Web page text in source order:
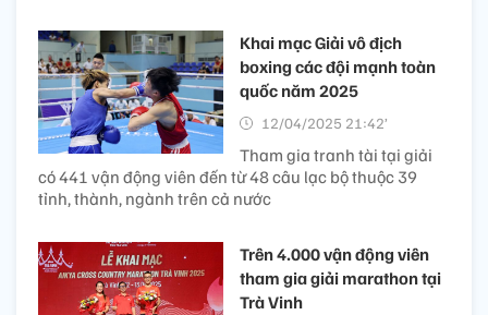
Khai mạc Giải vô địch
boxing các đội mạnh toàn
quốc năm 2025
12/04/2025 21:42’
Tham gia tranh tài tại giải
có 441 vận động viên đến từ 48 câu lạc bộ thuộc 39
tỉnh, thành, ngành trên cả nước
Trên 4.000 vận động viên
tham gia giải marathon tại
Trà Vinh